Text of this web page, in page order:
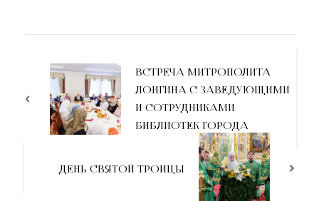
ВСТРЕЧА МИТРОПОЛИТА
ЛОНГИНА С ЗАВЕДУЮЩИМИ
И СОТРУДНИКАМИ
БИБЛИОТЕК ГОРОДА
ДЕНЬ СВЯТОЙ ТРОИЦЫ